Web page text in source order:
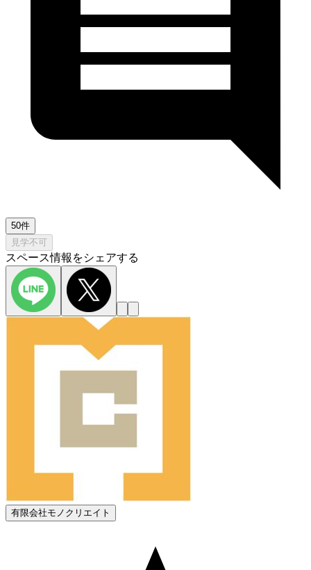
50件
見学不可
スペース情報をシェアする
有限会社モノクリエイト